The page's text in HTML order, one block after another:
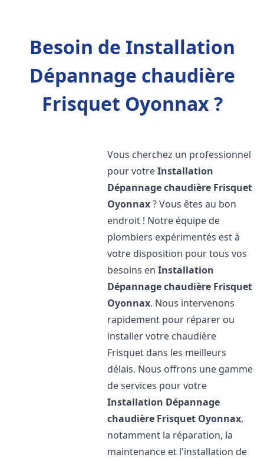
Besoin de Installation
Dépannage chaudière
Frisquet Oyonnax ?
Vous cherchez un professionnel
pour votreInstallation
Dépannage chaudière Frisquet
Oyonnax? Vous êtes au bon
endroit ! Notre équipe de
plombiers expérimentés est à
votre disposition pour tous vos
besoins enInstallation
Dépannage chaudière Frisquet
Oyonnax. Nous intervenons
rapidement pour réparer ou
installer votre chaudière
Frisquet dans les meilleurs
délais. Nous offrons une gamme
de services pour votre
Installation Dépannage
chaudière Frisquet Oyonnax,
notamment la réparation, la
maintenance et l'installation de